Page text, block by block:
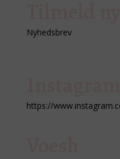
Nyhedsbrev
https://